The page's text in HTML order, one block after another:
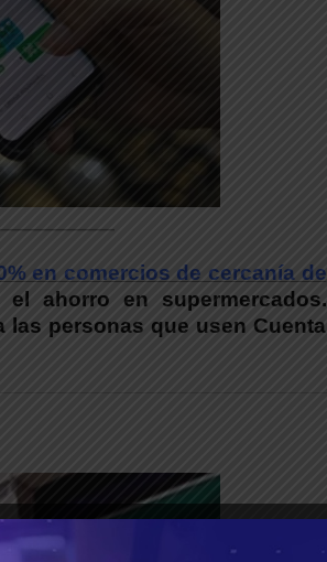
en comercios de cercanía de
ahorro en supermercados.
las personas que usen Cuenta